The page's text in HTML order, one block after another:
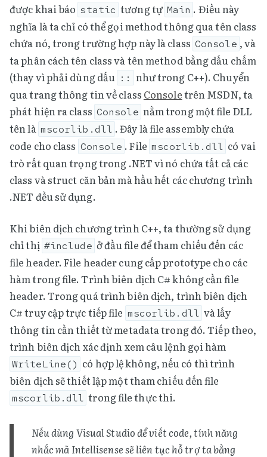
được khai báo static tương tự Main . Điều này
nghĩa là ta chỉ có thể gọi method thông qua tên class
chứa nó, trong trường hợp này là class Console , và
ta phân cách tên class và tên method bằng dấu chấm
(thay vì phải dùng dấu :: như trong C++). Chuyển
qua trang thông tin về class Consoletrên MSDN, ta
phát hiện ra class Console nằm trong một file DLL
tên là mscorlib.dll . Đây là file assembly chứa
code cho class Console . File mscorlib.dll có vai
trò rất quan trọng trong .NET vì nó chứa tất cả các
class và struct căn bản mà hầu hết các chương trình
.NET đều sử dụng.
Khi biên dịch chương trình C++, ta thường sử dụng
chỉ thị #include ở đầu file để tham chiếu đến các
file header. File header cung cấp prototype cho các
hàm trong file. Trình biên dịch C# không cần file
header. Trong quá trình biên dịch, trình biên dịch
C# truy cập trực tiếp file mscorlib.dll và lấy
thông tin cần thiết từ metadata trong đó. Tiếp theo,
trình biên dịch xác định xem câu lệnh gọi hàm
WriteLine() có hợp lệ không, nếu có thì trình
biên dịch sẽ thiết lập một tham chiếu đến file
mscorlib.dll trong file thực thi.
Nếu dùng Visual Studio để viết code, tính năng
nhắc mã Intellisense sẽ liên tục hỗ trợ ta bằng